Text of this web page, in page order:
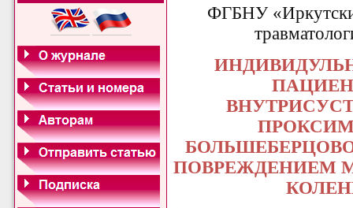
ФГБНУ
ПОВРЕЖДЕНИЕМ